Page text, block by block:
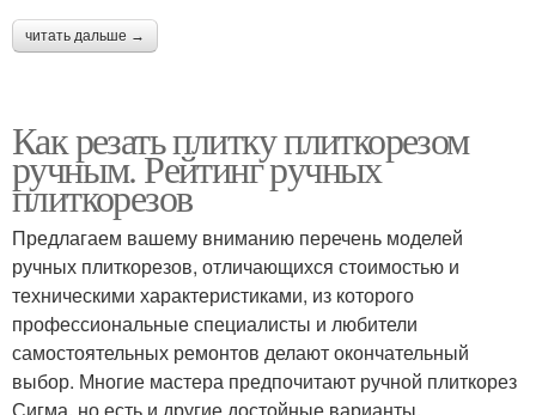
читать дальше →
Как резать плитку плиткорезом
ручным. Рейтинг ручных
плиткорезов
Предлагаем вашему вниманию перечень моделей
ручных плиткорезов, отличающихся стоимостью и
техническими характеристиками, из которого
профессиональные специалисты и любители
самостоятельных ремонтов делают окончательный
выбор. Многие мастера предпочитают ручной плиткорез